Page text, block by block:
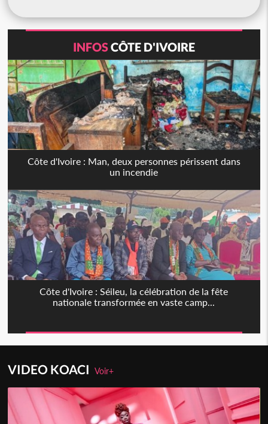
INFOSCÔTE D'IVOIRE
Côte d'Ivoire : Man, deux personnes périssent dans
un incendie
Côte d'Ivoire : Séileu, la célébration de la fête
nationale transformée en vaste camp...
VIDEO KOACIVoir+